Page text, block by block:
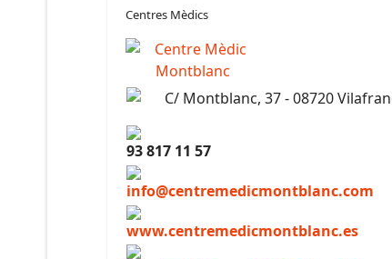
Centres Mèdics
C/ Montblanc, 37 - 08720
93 817 11 57
info@centremedicmontblanc.com
www.centremedicmontblanc.es